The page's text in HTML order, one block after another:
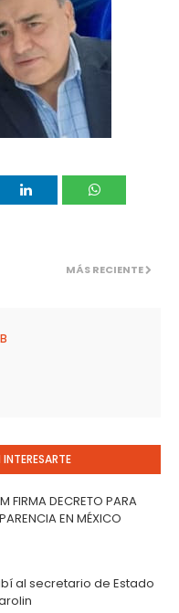
MÁS RECIENTE
FIRMA DECRETO PARA
EN MÉXICO
al secretario de Estado